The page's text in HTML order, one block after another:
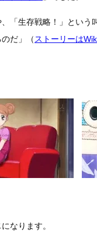
「生存戦略！」とい
だ」（ストーリーは
なります。